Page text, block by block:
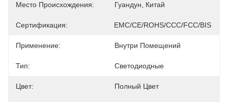
Место Происхождения: Гуандун, Китай
Сертификация: EMC/CE/ROHS/CCC/FCC/BIS
Применение: Внутри Помещений
Тип: Светодиодные
Цвет: Полный Цвет